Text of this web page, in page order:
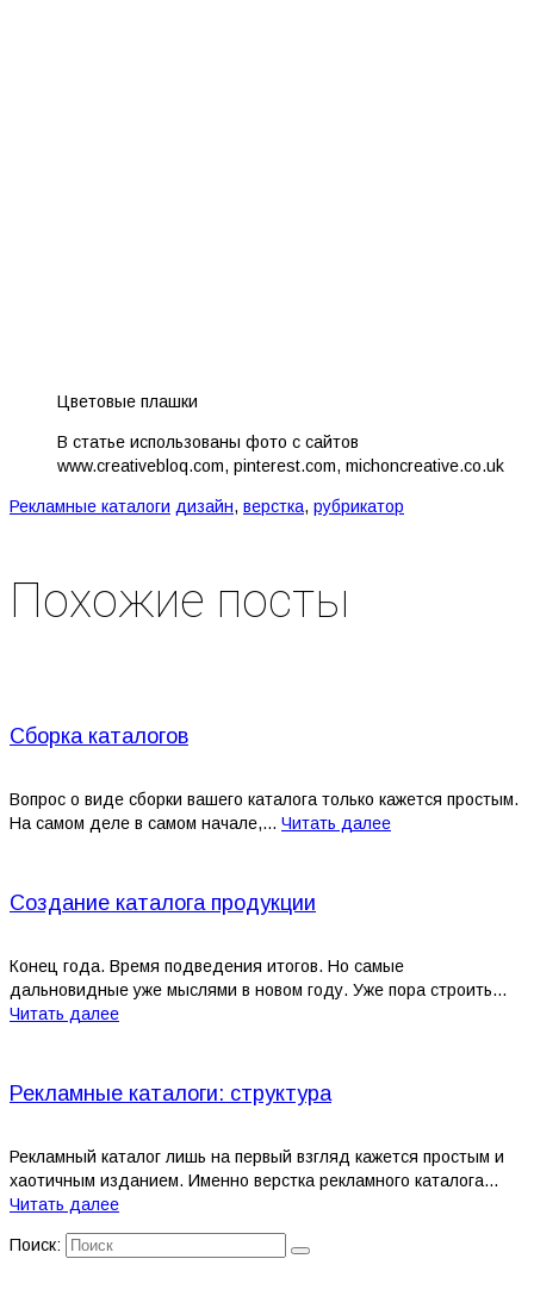
Цветовые плашки
В статье использованы фото с сайтов
www.creativebloq.com, pinterest.com, michoncreative.co.uk
Рекламные каталоги дизайн, верстка, рубрикатор
Похожие посты
Сборка каталогов
Вопрос о виде сборки вашего каталога только кажется простым.
На самом деле в самом начале,... Читать далее
Создание каталога продукции
Конец года. Время подведения итогов. Но самые
дальновидные уже мыслями в новом году. Уже пора строить...
Читать далее
Рекламные каталоги: структура
Рекламный каталог лишь на первый взгляд кажется простым и
хаотичным изданием. Именно верстка рекламного каталога...
Читать далее
Поиск: